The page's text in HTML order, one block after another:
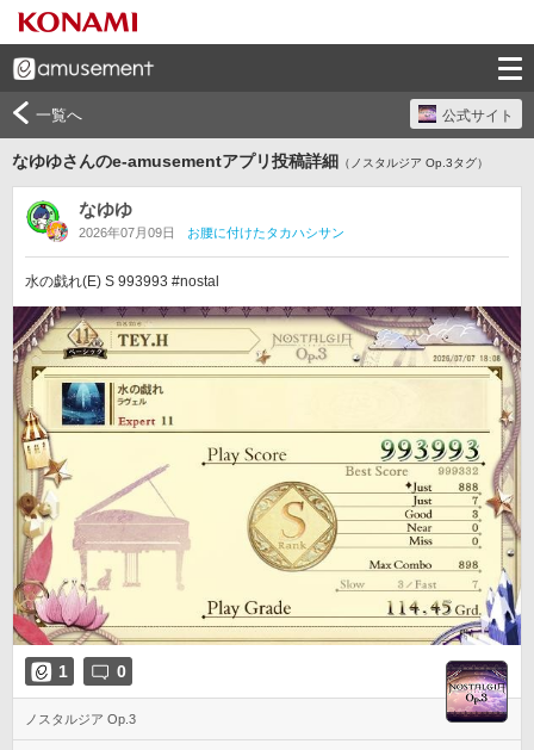
一覧へ 公式サイト
なゆゆさんのe-amusementアプリ投稿詳細 （ノスタルジア Op.3タグ）
なゆゆ
2026年07月09日 お腰に付けたタカハシサン
水の戯れ(E) S 993993 #nostal
1 0
ノスタルジア Op.3